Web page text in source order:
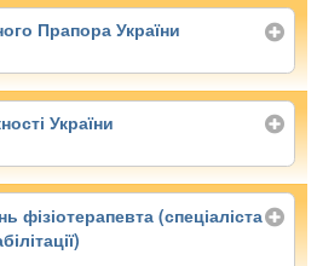
Прапора України
України
фізіотерапевта (спеціаліста